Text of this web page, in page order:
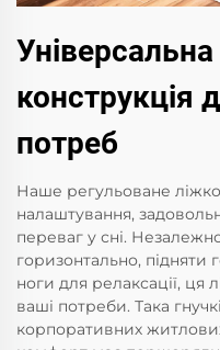
конструкція
потреб
Наше регульоване
налаштування,
переваг у сні.
горизонтально, підняти
ноги для релаксації, ця
ваші потреби. Така
корпоративних